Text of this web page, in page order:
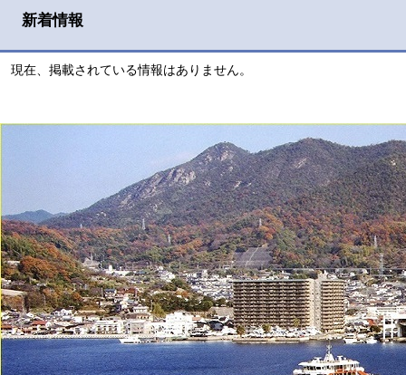
新着情報
現在、掲載されている情報はありません。